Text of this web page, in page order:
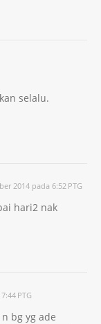
selalu.
2014 pada 6:52 PTG
hari2 nak
PTG
bg yg ade